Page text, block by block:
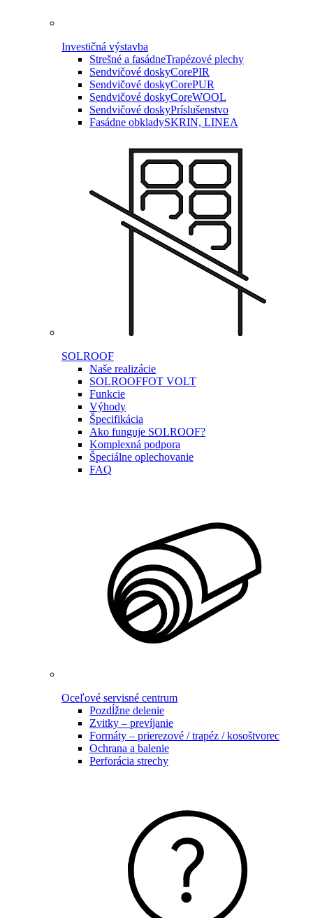
Investičná výstavba
Strešné a fasádneTrapézové plechy
Sendvičové doskyCorePIR
Sendvičové doskyCorePUR
Sendvičové doskyCoreWOOL
Sendvičové doskyPríslušenstvo
Fasádne obkladySKRIN, LINEA
SOLROOF
Naše realizácie
SOLROOFFOT VOLT
Funkcie
Výhody
Špecifikácia
Ako funguje SOLROOF?
Komplexná podpora
Špeciálne oplechovanie
FAQ
Oceľové servisné centrum
Pozdĺžne delenie
Zvitky – prevíjanie
Formáty – prierezové / trapéz / kosoštvorec
Ochrana a balenie
Perforácia strechy